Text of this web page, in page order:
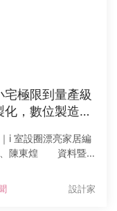
宅極限到量產級
化，數位製造重
i 室設圈漂亮家居編
、陳東煌 資料暨
室內設計博覽會於7
至12日在南港展覽館
設計家